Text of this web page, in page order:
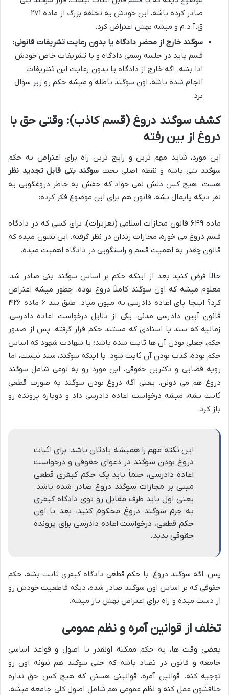
صادر کرده باشه، این خودش یه تخلفه بزرگ از ماده ۲۷۱
ق.آ.د.م و میشه بهش اعتراض کرد.
سوگند خارج از محضر دادگاه یا بدون رعایت تشریفات قانونی:
قسم باید در جلسه رسمی دادگاه و با تشریفات خاص خودش
ادا بشه. اگه خارج از دادگاه یا بدون رعایت این تشریفات
انجام شده باشه، اون سوگند باطله و میشه حکم رو زیر سوال
برد.
کشف سوگند دروغ (قسم کاذب): وقتی حق با
دروغ از بین رفته
این مورد، شاید مهم ترین و رایج ترین راه برای اعتراض به حکم
سوگند بتی باشه و نقطه اصلی بحث سوگند بتی قابل تجدید نظر
هست. هیچ کس دلش نمی خواد که حقش به خاطر دروغگویی یه
نفر دیگه پایمال بشه. قانون هم برای این موضوع فکر کرده:
ماده ۶۴۹ قانون مجازات اسلامی (تعزیرات)، برای کسی که در دادگاه
قسم دروغ می خوره، مجازات زندان در نظر گرفته. این نشون میده که
قانون چقدر به اهمیت قسم و راستگویی در دادگاه اهمیت میده.
حالا فرض کنید بعد از اینکه حکم بر اساس سوگند بتی صادر شد،
معلوم میشه که اون سوگند کاملاً دروغ بوده. چطور میشه اعتراض
کرد؟ اینجا پای اعاده دادرسی به میون میاد. طبق بند ۶ ماده ۴۲۶
قانون آیین دادرسی مدنی، یکی از دلایل درخواست اعاده دادرسی،
زمانیه که سند یا اسنادی که مستند حکم قرار گرفته، پس از صدور
حکم، جعلی بودن آن ها ثابت شده باشد؛ یا شهادت شهود که اساس
حکم بوده، کذب بودن آن ثابت شود. با اینکه سوگند، سند نیست، اما
رویه قضایی و دکترین حقوقی، این مورد رو به نوعی شامل سوگند
دروغ هم می دونن. یعنی اگه دروغ بودن سوگند به صورت قطعی
ثابت بشه، میشه درخواست اعاده دادرسی داد و دوباره پرونده رو
باز کرد.
این نکته مهم را همیشه یادتان باشد: برای اثبات
دروغ بودن سوگند در دعوای حقوقی و درخواست
اعاده دادرسی، حتماً باید یک حکم کیفری قطعی
مبنی بر مجازات سوگند دروغ صادر شده باشد.
یعنی اول باید طرف مقابل رو توی دادگاه کیفری
به جرم سوگند دروغ محکوم کنید، بعد با اون
حکم قطعی، درخواست اعاده دادرسی برای پرونده
حقوقی بدید.
پس، اگه سوگند دروغ، با حکم قطعی دادگاه کیفری ثابت بشه، حکم
حقوقی که بر اساس اون سوگند صادر شده، دیگه قاطعیت خودش رو
از دست میده و راه برای اعتراض بهش باز میشه.
تخلف از قوانین آمره و نظم عمومی
بعضی وقت ها، یه حکم ممکنه اونقدر با اصول و قواعد اساسی
جامعه و قانون در تضاد باشه که حتی سوگند هم نتونه اون رو
توجیه کنه. قوانین آمره، قوانینی هستن که هیچ کس حق نداره
خلافشون عمل کنه و نظم عمومی هم شامل اصول کلی جامعه میشه.